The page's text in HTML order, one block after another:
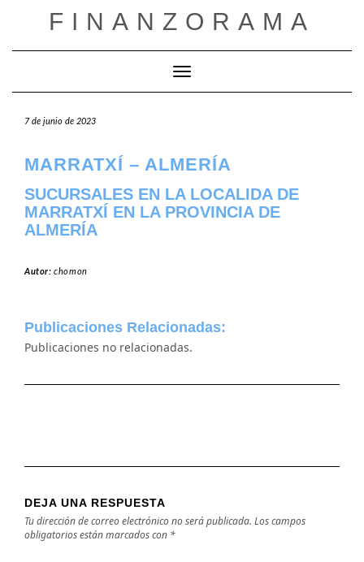
FINANZORAMA
Cambiar modo de navegación
7 de junio de 2023
MARRATXÍ – ALMERÍA
SUCURSALES EN LA LOCALIDA DE
MARRATXÍ EN LA PROVINCIA DE
ALMERÍA
Autor:chomon
Publicaciones Relacionadas:
Publicaciones no relacionadas.
DEJA UNA RESPUESTA
Tu dirección de correo electrónico no será publicada. Los campos
obligatorios están marcados con *